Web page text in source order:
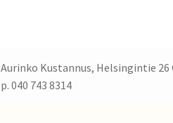
Aurinko Kustannus, Helsingintie 26
p. 040 743 8314